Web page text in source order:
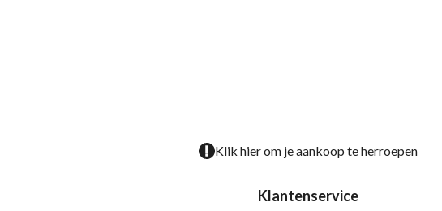
Klik hier om je aankoop te herroepen
Klantenservice